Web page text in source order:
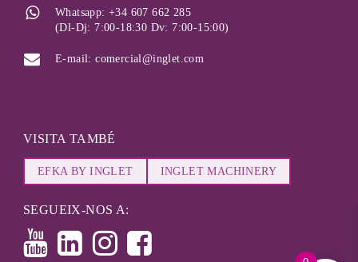
Whatsapp: +34 607 662 285
(Dl-Dj: 7:00-18:30 Dv: 7:00-15:00)
E-mail: comercial@inglet.com
VISITA TAMBÉ
EFKA BY INGLET INGLET MACHINERY
SEGUEIX-NOS A: